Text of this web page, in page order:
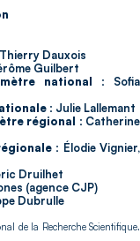
Thierry Dauxois
Guilbert
national : Sofia
: Julie Lallemant
régional : Catherine
: Élodie Vignier,
Druilhet
(agence CJP)
Dubrulle
de la Recherche Scientifique.